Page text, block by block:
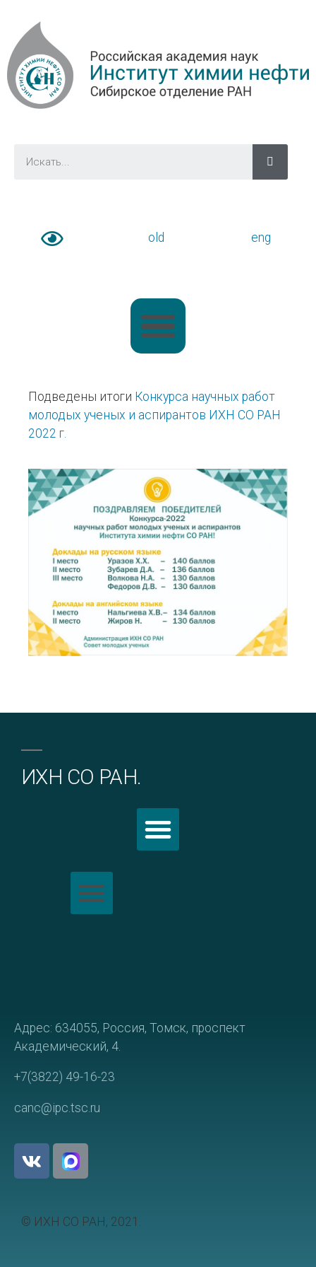
old eng
Подведены итоги Конкурса научных работ
молодых ученых и аспирантов ИХН СО РАН
2022 г.
ИХН СО РАН.
Адрес: 634055, Россия, Томск, проспект
Академический, 4.
+7(3822) 49-16-23
canc@ipc.tsc.ru
© ИХН СО РАН, 2021.